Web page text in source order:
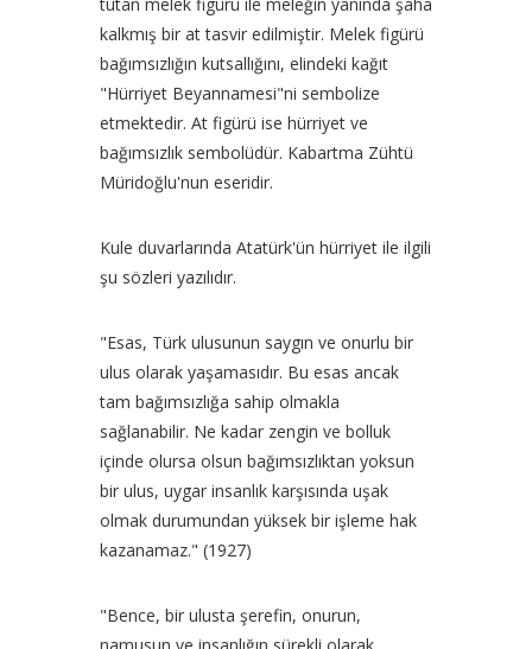
kalkmış bir at tasvir edilmiştir. Melek figürü
bağımsızlığın kutsallığını, elindeki kağıt
"Hürriyet Beyannamesi"ni sembolize
etmektedir. At figürü ise hürriyet ve
bağımsızlık sembolüdür. Kabartma Zühtü
Müridoğlu'nun eseridir.
Kule duvarlarında Atatürk'ün hürriyet ile ilgili
şu sözleri yazılıdır.
"Esas, Türk ulusunun saygın ve onurlu bir
ulus olarak yaşamasıdır. Bu esas ancak
tam bağımsızlığa sahip olmakla
sağlanabilir. Ne kadar zengin ve bolluk
içinde olursa olsun bağımsızlıktan yoksun
bir ulus, uygar insanlık karşısında uşak
olmak durumundan yüksek bir işleme hak
kazanamaz." (1927)
"Bence, bir ulusta şerefin, onurun,